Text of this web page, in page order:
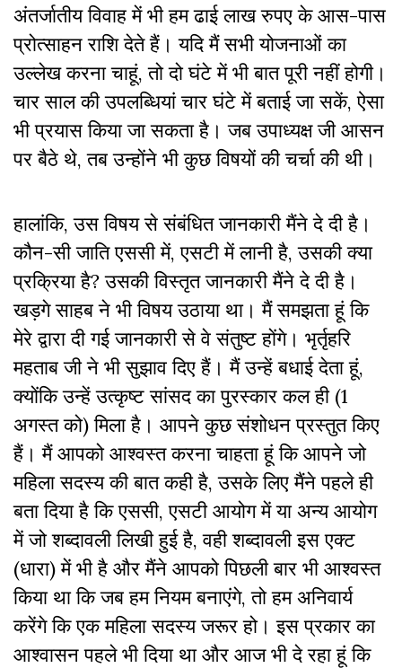
अंतर्जातीय विवाह में भी हम ढाई लाख रुपए के आस-पास
प्रोत्साहन राशि देते हैं। यदि मैं सभी योजनाओं का
उल्लेख करना चाहूं, तो दो घंटे में भी बात पूरी नहीं होगी।
चार साल की उपलब्धियां चार घंटे में बताई जा सकें, ऐसा
भी प्रयास किया जा सकता है। जब उपाध्यक्ष जी आसन
पर बैठे थे, तब उन्होंने भी कुछ विषयों की चर्चा की थी।
हालांकि, उस विषय से संबंधित जानकारी मैंने दे दी है।
कौन-सी जाति एससी में, एसटी में लानी है, उसकी क्या
प्रक्रिया है? उसकी विस्तृत जानकारी मैंने दे दी है।
खड़गे साहब ने भी विषय उठाया था। मैं समझता हूं कि
मेरे द्वारा दी गई जानकारी से वे संतुष्ट होंगे। भृर्तृहरि
महताब जी ने भी सुझाव दिए हैं। मैं उन्हें बधाई देता हूं,
क्योंकि उन्हें उत्कृष्ट सांसद का पुरस्कार कल ही (1
अगस्त को) मिला है। आपने कुछ संशोधन प्रस्तुत किए
हैं। मैं आपको आश्वस्त करना चाहता हूं कि आपने जो
महिला सदस्य की बात कही है, उसके लिए मैंने पहले ही
बता दिया है कि एससी, एसटी आयोग में या अन्य आयोग
में जो शब्दावली लिखी हुई है, वही शब्दावली इस एक्ट
(धारा) में भी है और मैंने आपको पिछली बार भी आश्वस्त
किया था कि जब हम नियम बनाएंगे, तो हम अनिवार्य
करेंगे कि एक महिला सदस्य जरूर हो। इस प्रकार का
आश्वासन पहले भी दिया था और आज भी दे रहा हूं कि